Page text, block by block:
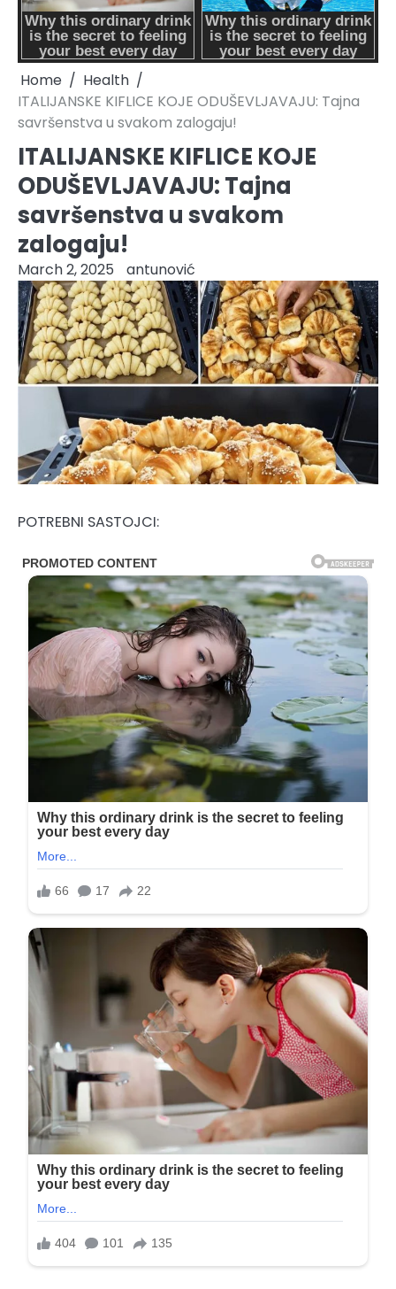
Home
Health
ITALIJANSKE KIFLICE KOJE ODUŠEVLJAVAJU: Tajna
savršenstva u svakom zalogaju!
ITALIJANSKE KIFLICE KOJE
ODUŠEVLJAVAJU: Tajna
savršenstva u svakom
zalogaju!
March 2, 2025 antunović
POTREBNI SASTOJCI: